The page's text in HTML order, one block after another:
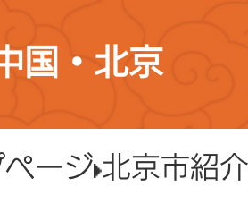
国・北京
ージ 北京市紹